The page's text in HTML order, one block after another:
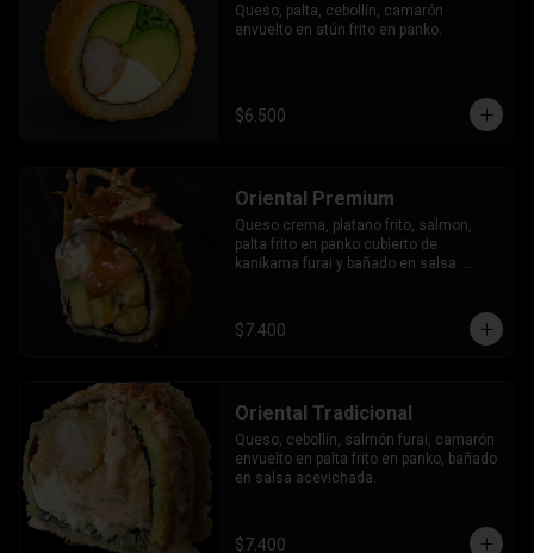
Queso, palta, cebollín, camarón
envuelto en atún frito en panko.
$6.500
Oriental Premium
Queso crema, platano frito, salmon,
palta frito en panko cubierto de
kanikama furai y bañado en salsa
$7.400
Oriental Tradicional
Queso, cebollín, salmón furai, camarón
envuelto en palta frito en panko, bañado
en salsa acevichada.
$7.400